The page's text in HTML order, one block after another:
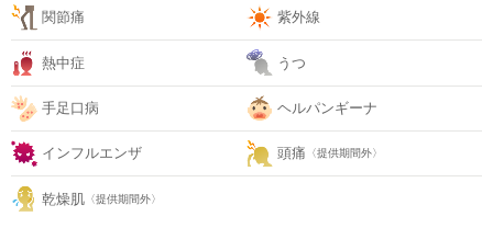
関節痛 紫外線
熱中症 うつ
手足口病 ヘルパンギーナ
インフルエンザ 頭痛 〈提供期間外〉
乾燥肌 〈提供期間外〉